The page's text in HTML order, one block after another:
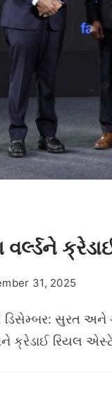
વર્લ્ડને
31, 2025
સુરત અને
ક્રેડાઈ રિયલ